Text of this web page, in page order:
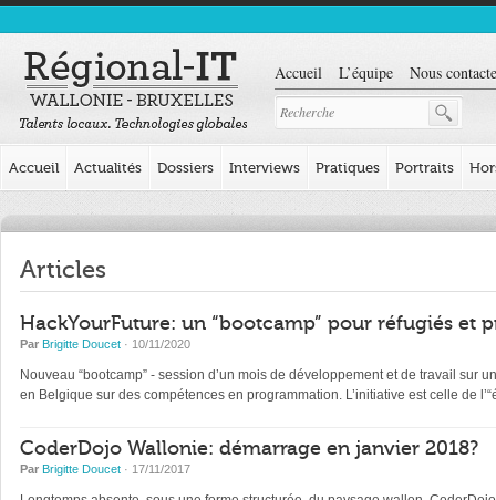
Accueil L’équipe Nous
Accueil Actualités Dossiers Interviews Pratiques Portraits
Articles
HackYourFuture: un “bootcamp” pour réfugiés et
Par Brigitte Doucet · 10/11/2020
Nouveau “bootcamp” - session d’un mois de développement et de travail
en Belgique sur des compétences en programmation. L’initiative est celle de
CoderDojo Wallonie: démarrage en janvier 2018?
Par Brigitte Doucet · 17/11/2017